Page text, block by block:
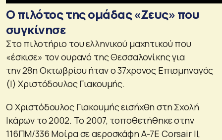
Ο πιλότος της ομάδας «Ζευς» που
συγκίνησε
Στο πιλοτήριο του ελληνικού μαχητικού που
«έσκισε» τον ουρανό της Θεσσαλονίκης για
την 28η Οκτωβρίου ήταν ο 37χρονος Επισμηναγός
(Ι) Χριστόδουλος Γιακουμής.
Ο Χριστόδουλος Γιακουμής εισήχθη στη Σχολή
Ικάρων το 2002. Το 2007, τοποθετήθηκε στην
116ΠΜ/336 Μοίρα σε αεροσκάφη Α-7Ε Corsair ΙΙ,